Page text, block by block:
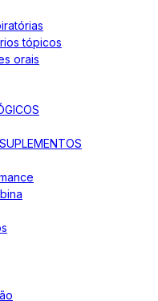
tópicos
orais